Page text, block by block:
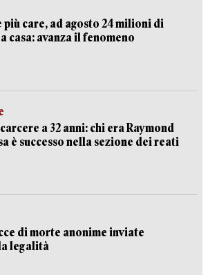
più care, ad agosto 24 milioni di
casa: avanza il fenomeno
a 32 anni: chi era Raymond
è successo nella sezione dei reati
di morte anonime inviate
legalità